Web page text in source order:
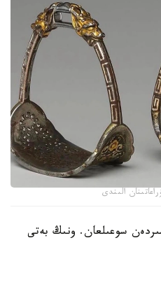
الىندى
سوعىلعان. ونىڭ بەتى